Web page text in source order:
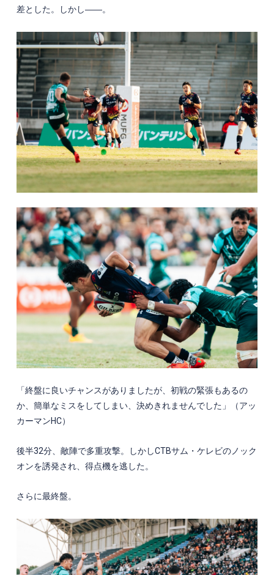
差とした。しかし――。
「終盤に良いチャンスがありましたが、初戦の緊張もあるの
か、簡単なミスをしてしまい、決めきれませんでした」（アッ
カーマンHC）
後半32分、敵陣で多重攻撃。しかしCTBサム・ケレビのノック
オンを誘発され、得点機を逃した。
さらに最終盤。